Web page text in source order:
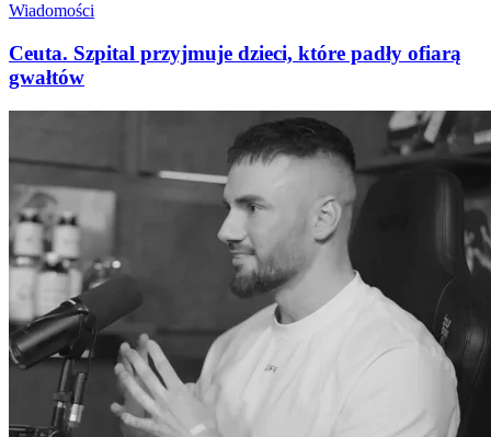
Wiadomości
Ceuta. Szpital przyjmuje dzieci, które padły ofiarą
gwałtów